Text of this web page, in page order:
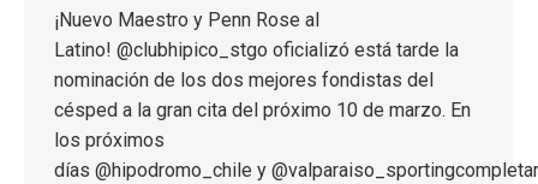
¡Nuevo Maestro y Penn Rose al
Latino! @clubhipico_stgo oficializó está tarde la
nominación de los dos mejores fondistas del
césped a la gran cita del próximo 10 de marzo. En
los próximos
días @hipodromo_chile y